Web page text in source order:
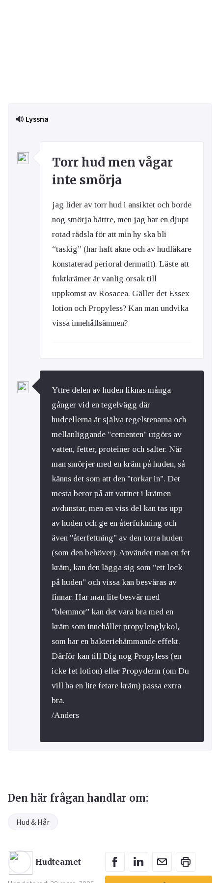
Lyssna
Torr hud men vågar
inte smörja
jag lider av torr hud i ansiktet och borde
nog smörja bättre, men jag har en djupt
rotad rädsla för att min hy ska bli
“taskig” (har haft akne och av hudläkare
konstaterad perioral dermatit). Läste att
fuktkrämer är vanlig orsak till
uppkomst av Rosacea. Gäller det Essex
lotion och Propyless? Kan man undvika
vissa innehållsämnen?
Yttre delen av huden liknas många
gånger vid en tegelvägg där
hudcellerna är själva tegelstenarna och
mellanliggande "cementen" utgörs av
vatten, fetter, proteiner och salter. När
man smörjer med en kräm på huden, så
känns det som att den "torkar in". Det
mesta beror på att vattnet i krämen
avdunstar, men en viss del kan tas upp
av huden och ge en återfuktning och
även "återfettning" av den torra huden
(som den behöver). Använder man en fet
kräm, kan den lägga sig som "ett lock
på huden" och vissa kan besväras av
finnar. Har man lite besvär med
"blemmor" kan det vara bra med en
kräm som innehåller propylenglykol,
som har en bakteriehämmande effekt.
Därför kan till Dig nog Propyless (en
icke fet lotion) eller Propyderm (om Du
vill ha en lite fetare kräm) passa extra
bra.
/Anders
Den här frågan handlar om:
Hud & Hår
Hudteamet